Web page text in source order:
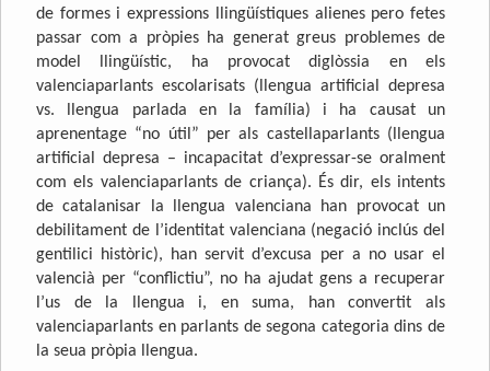
de formes i expressions llingüístiques alienes pero fetes
passar com a pròpies ha generat greus problemes de
model llingüístic, ha provocat diglòssia en els
valenciaparlants escolarisats (llengua artificial depresa
vs. llengua parlada en la família) i ha causat un
aprenentage “no útil” per als castellaparlants (llengua
artificial depresa – incapacitat d’expressar-se oralment
com els valenciaparlants de criança). És dir, els intents
de catalanisar la llengua valenciana han provocat un
debilitament de l’identitat valenciana (negació inclús del
gentilici històric), han servit d’excusa per a no usar el
valencià per “conflictiu”, no ha ajudat gens a recuperar
l’us de la llengua i, en suma, han convertit als
valenciaparlants en parlants de segona categoria dins de
la seua pròpia llengua.